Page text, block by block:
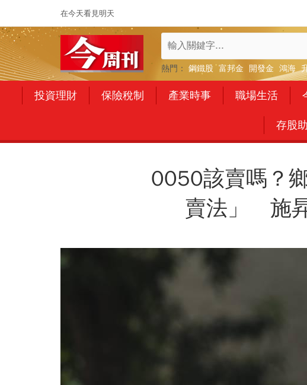
在今天看見明天
熱門： 鋼鐵股 富邦金 開發金 鴻海
投資理財 保險稅制 產業時事 職場生活
存股
0050該賣嗎？
賣法」 施